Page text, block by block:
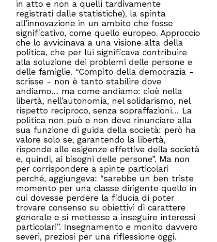
in atto e non a quelli tardivamente
registrati dalle statistiche), la spinta
all’innovazione in un ambito che fosse
significativo, come quello europeo. Approccio
che lo avvicinava a una visione alta della
politica, che per lui significava contribuire
alla soluzione dei problemi delle persone e
delle famiglie. “Compito della democrazia -
scrisse - non è tanto stabilire dove
andiamo… ma come andiamo: cioè nella
libertà, nell’autonomia, nel solidarismo, nel
rispetto reciproco, senza sopraffazioni… La
politica non può e non deve rinunciare alla
sua funzione di guida della società: però ha
valore solo se, garantendo la libertà,
risponde alle esigenze effettive della società
e, quindi, ai bisogni delle persone”. Ma non
per corrispondere a spinte particolari
perché, aggiungeva: “sarebbe un ben triste
momento per una classe dirigente quello in
cui dovesse perdere la fiducia di poter
trovare consenso su obiettivi di carattere
generale e si mettesse a inseguire interessi
particolari”. Insegnamento e monito davvero
severi, preziosi per una riflessione oggi.